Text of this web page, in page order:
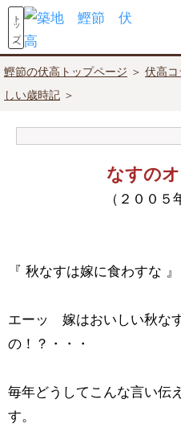
鰹節の伏高トップページ ＞ 伏高
しい歳時記 ＞
なすの
（２００５
『 秋なすは嫁に食わすな 』
エーッ 嫁はおいしい秋な
の！？・・・
毎年どうしてこんな言い伝
す。